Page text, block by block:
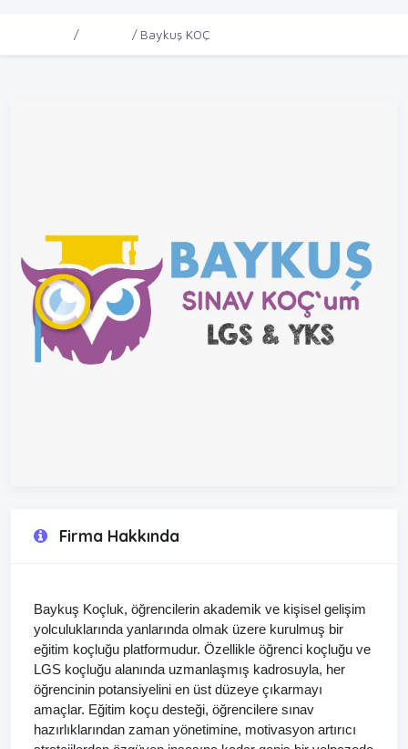
Baykuş KOÇ
Firma Hakkında
Baykuş Koçluk, öğrencilerin akademik ve kişisel gelişim
yolculuklarında yanlarında olmak üzere kurulmuş bir
eğitim koçluğu platformudur. Özellikle öğrenci koçluğu ve
LGS koçluğu alanında uzmanlaşmış kadrosuyla, her
öğrencinin potansiyelini en üst düzeye çıkarmayı
amaçlar. Eğitim koçu desteği, öğrencilere sınav
hazırlıklarından zaman yönetimine, motivasyon artırıcı